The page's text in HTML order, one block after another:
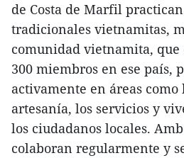
de Costa de Marfil
tradicionales vietnamitas,
comunidad vietnamita, que
300 miembros en ese país,
activamente en áreas
artesanía, los servicios y
los ciudadanos locales.
colaboran regularmente y